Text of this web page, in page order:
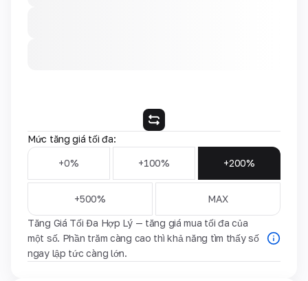
Mức tăng giá tối đa:
+0% +100% +200%
+500% MAX
Tăng Giá Tối Đa Hợp Lý — tăng giá mua tối đa của
một số. Phần trăm càng cao thì khả năng tìm thấy số
ngay lập tức càng lớn.